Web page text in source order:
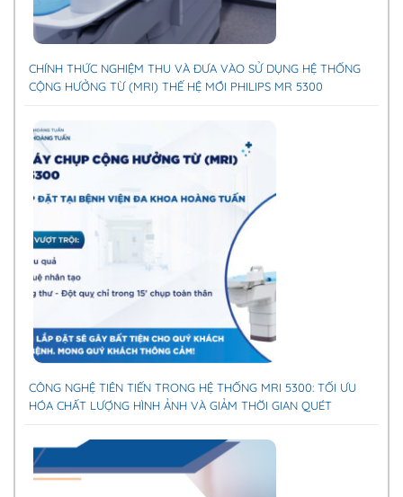
CHÍNH THỨC NGHIỆM THU VÀ ĐƯA VÀO SỬ DỤNG HỆ THỐNG
CỘNG HƯỞNG TỪ (MRI) THẾ HỆ MỚI PHILIPS MR 5300
CÔNG NGHỆ TIÊN TIẾN TRONG HỆ THỐNG MRI 5300: TỐI ƯU
HÓA CHẤT LƯỢNG HÌNH ẢNH VÀ GIẢM THỜI GIAN QUÉT